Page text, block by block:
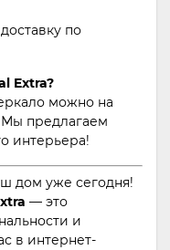
по
Extra?
можно на
предлагаем
интерьера!
дом уже сегодня!
— это
и
в интернет-